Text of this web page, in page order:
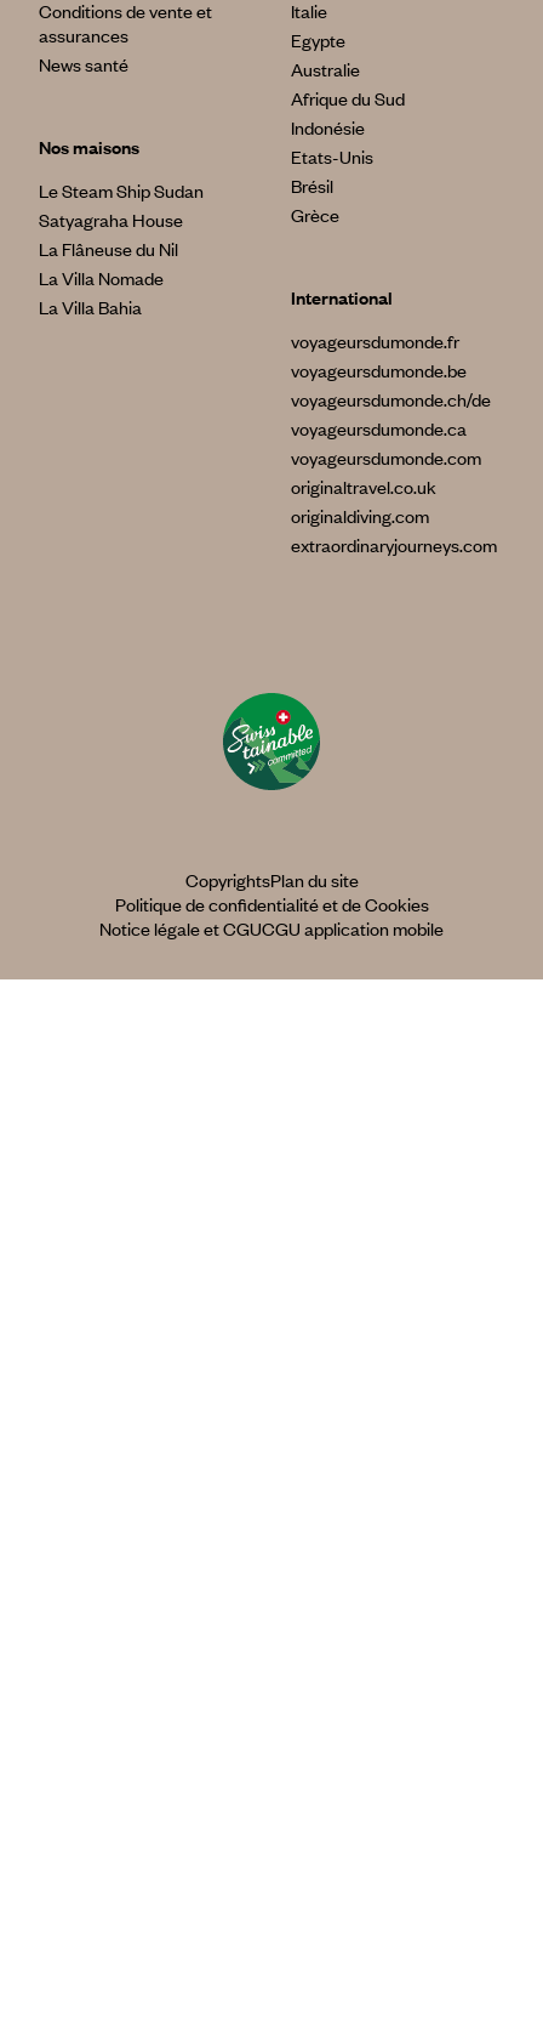
Conditions de vente et
assurances
News santé
Nos maisons
Le Steam Ship Sudan
Satyagraha House
La Flâneuse du Nil
La Villa Nomade
La Villa Bahia
Italie
Egypte
Australie
Afrique du Sud
Indonésie
Etats-Unis
Brésil
Grèce
International
voyageursdumonde.fr
voyageursdumonde.be
voyageursdumonde.ch/de
voyageursdumonde.ca
voyageursdumonde.com
originaltravel.co.uk
originaldiving.com
extraordinaryjourneys.com
CopyrightsPlan du site
Politique de confidentialité et de Cookies
Notice légale et CGUCGU application mobile